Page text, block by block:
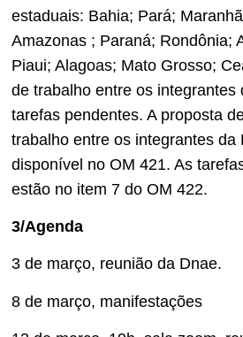
estaduais: Bahia; Pará;
Amazonas ; Paraná; Rondônia;
Piaui; Alagoas; Mato Grosso;
de trabalho entre os integrantes
tarefas pendentes. A proposta
trabalho entre os integrantes da
disponível no OM 421. As
estão no item 7 do OM 422.
3/Agenda
3 de março, reunião da Dnae.
8 de março, manifestações